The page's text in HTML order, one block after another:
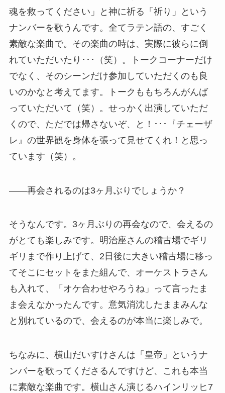
魂を救ってください」と神に祈る「祈り」という
ナンバーを歌うんです。全てラテン語の、すごく
素敵な楽曲で。その楽曲の時は、実際に彼らに倒
れていただいたり･･･（笑）。トークコーナーだけ
でなく、そのシーンだけ参加していただくのも良
いのかなと考えてます。トークももちろんがんば
っていただいて（笑）。せっかく出演していただ
くので、ただでは帰さないぞ、と！･･･『チェーザ
レ』の世界観を身体を張って見せてくれ！と思っ
ています（笑）。
――再会されるのは3ヶ月ぶりでしょうか？
そうなんです。3ヶ月ぶりの再会なので、会えるの
がとても楽しみです。明治座さんの稽古場でギリ
ギリまで作り上げて、2日後に大きい稽古場に移っ
てそこにセットをまた組んで、オーケストラさん
も入れて、「オケ合わせやろうね」って言ったま
ま会えなかったんです。意気消沈したままみんな
と別れているので、会えるのが本当に楽しみで。
ちなみに、横山だいすけさんは「皇帝」というナ
ンバーを歌ってくださるんですけど、これも本当
に素敵な楽曲です。横山さん演じるハインリッヒ7